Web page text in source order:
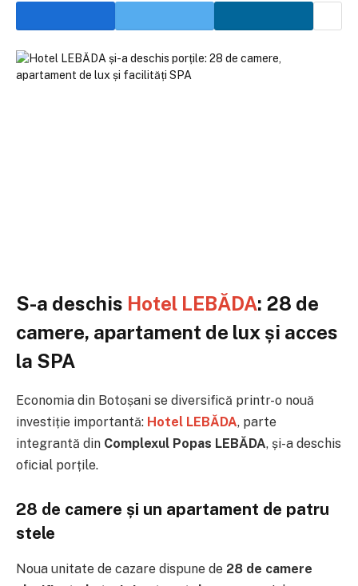
S-a deschis Hotel LEBĂDA: 28 de
camere, apartament de lux și acces
la SPA
Economia din Botoșani se diversifică printr-o nouă
investiție importantă: Hotel LEBĂDA, parte
integrantă din Complexul Popas LEBĂDA, și-a deschis
oficial porțile.
28 de camere și un apartament de patru
stele
Noua unitate de cazare dispune de 28 de camere